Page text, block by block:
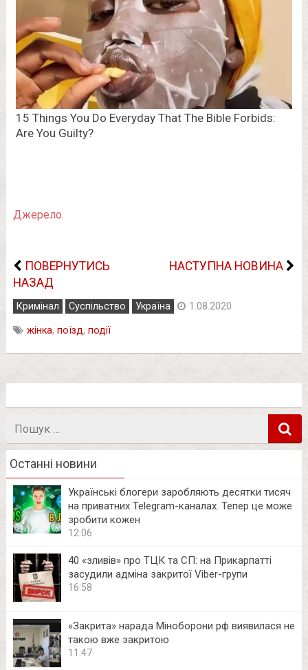
Джерело.
ПОВЕРНУТИСЬ
НАЗАД
НАСТУПНА НОВИНА
Кримінал Суспільство Україна 1.08.2020
жінка, поїзд, події
Останні новини
Українські блогери заробляють десятки тисяч
на приватних Telegram-каналах. Тепер це може
зробити кожен
12:06
40 «зливів» про ТЦК та СП: на Прикарпатті
засудили адміна закритої Viber-групи
16:58
«Закрита» нарада Міноборони рф виявилася не
такою вже закритою
11:47